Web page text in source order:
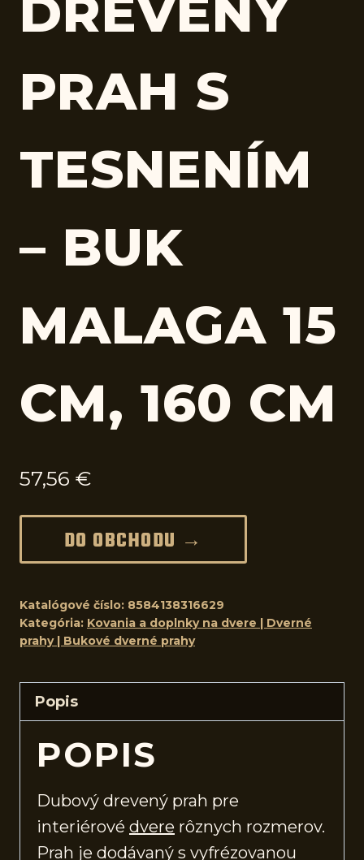
DREVENÝ
PRAH S
TESNENÍM
– BUK
MALAGA 15
CM, 160 CM
57,56 €
DO OBCHODU →
Katalógové číslo: 8584138316629
Kategória: Kovania a doplnky na dvere | Dverné
prahy | Bukové dverné prahy
Popis
POPIS
Dubový drevený prah pre
interiérové dvere rôznych rozmerov.
Prah je dodávaný s vyfrézovanou